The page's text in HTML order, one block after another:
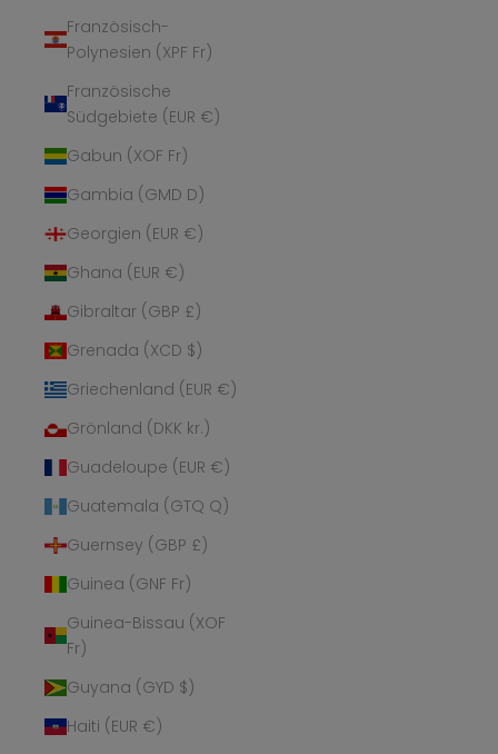
Französisch-
Polynesien (XPF Fr)
Französische
Südgebiete (EUR €)
Gabun (XOF Fr)
Gambia (GMD D)
Georgien (EUR €)
Ghana (EUR €)
Gibraltar (GBP £)
Grenada (XCD $)
Griechenland (EUR €)
Grönland (DKK kr.)
Guadeloupe (EUR €)
Guatemala (GTQ Q)
Guernsey (GBP £)
Guinea (GNF Fr)
Guinea-Bissau (XOF
Fr)
Guyana (GYD $)
Haiti (EUR €)